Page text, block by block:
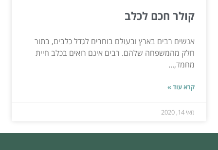
קולר חכם לכלב
אנשים רבים בארץ ובעולם בוחרים לגדל כלבים, בתור
חלק מהמשפחה שלהם. רבים אינם רואים בכלב חיית
מחמד,...
קרא עוד »
מאי 14, 2020